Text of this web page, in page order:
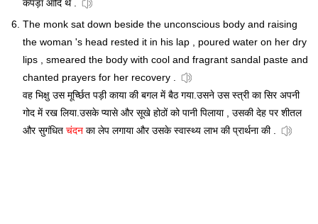
कपड़ा आदि थे .
The monk sat down beside the unconscious body and raising
the woman 's head rested it in his lap , poured water on her dry
lips , smeared the body with cool and fragrant sandal paste and
chanted prayers for her recovery .
वह भिक्षु उस मूर्च्छित पड़ी काया की बगल में बैठ गया.उसने उस स्त्री का सिर अपनी
गोद में रख लिया.उसके प्यासे और सूखे होठों को पानी पिलाया , उसकी देह पर शीतल
और सुगंधित चंदन का लेप लगाया और उसके स्वास्थ्य लाभ की प्रार्थना की .